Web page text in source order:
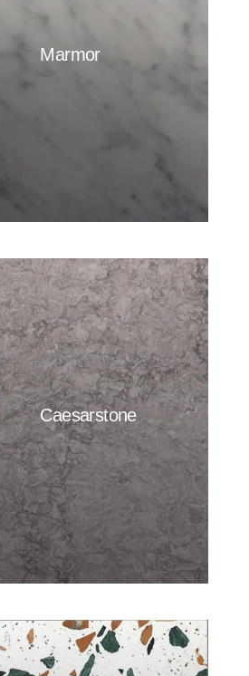
Marmor
Caesarstone